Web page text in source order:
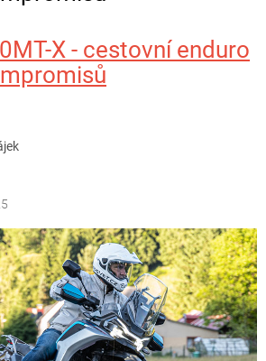
X - cestovní enduro